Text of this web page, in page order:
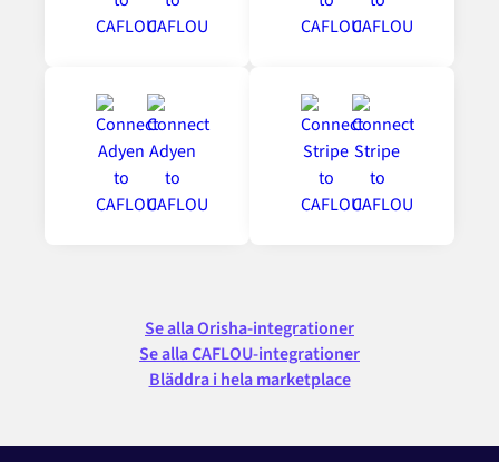
Se alla Orisha-integrationer
Se alla CAFLOU-integrationer
Bläddra i hela marketplace